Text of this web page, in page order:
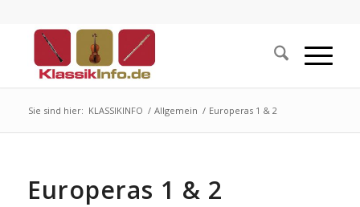
Sie sind hier: KLASSIKINFO / Allgemein / Europeras 1 & 2
Europeras 1 & 2